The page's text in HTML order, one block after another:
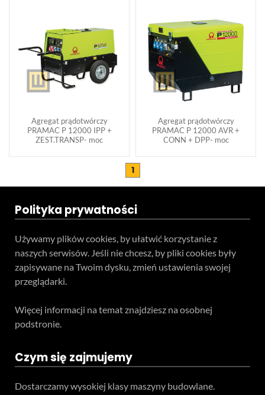
Agregat prądotwórczy
PRAMAC P 12000 IPP +
ZEST.TRANSP- moc
Agregat prądotwórczy
PRAMAC P 12000 AVR +
CONN + DPP- moc
1
Polityka prywatności
Używamy plików cookies, by ułatwić korzystanie z
naszych serwisów. Jeśli nie chcesz, by pliki cookies były
zapisywane na Twoim dysku, zmień ustawienia swojej
przeglądarki.
Więcej informacji na temat znajdziesz na osobnej
podstronie.
Czym się zajmujemy
Dostarczamy wysokiej klasy maszyny budowlane.